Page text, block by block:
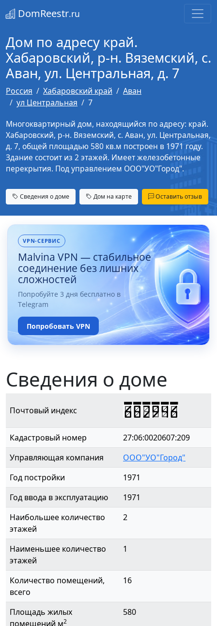
DomReestr.ru
Дом по адресу край.
Хабаровский, р-н. Вяземский, с.
Аван, ул. Центральная, д. 7
Россия Хабаровский край
Аван
ул Центральная
7
Многоквартирный дом, находящийся по адресу: край.
Хабаровский, р-н. Вяземский, с. Аван, ул. Центральная,
д. 7, общей площадью 580 кв.м построен в 1971 году.
Здание состоит из 2 этажей. Имеет железобетонные
перекрытия. Под управлением ООО"УО"Город".
Сведения о доме Дом на карте Оставить отзыв
VPN-СЕРВИС
Malvina VPN — стабильное
соединение без лишних
сложностей
Попробуйте 3 дня бесплатно в
Telegram
Попробовать VPN
Сведения о доме
Почтовый индекс 682946
Кадастровый номер
27:06:0020607:209
Управляющая компания
ООО"УО"Город"
Год постройки
1971
Год ввода в эксплуатацию
1971
Наибольшее количество
этажей
2
Наименьшее количество
этажей
1
Количество помещений,
всего
16
Площадь жилых
помещений м2
580